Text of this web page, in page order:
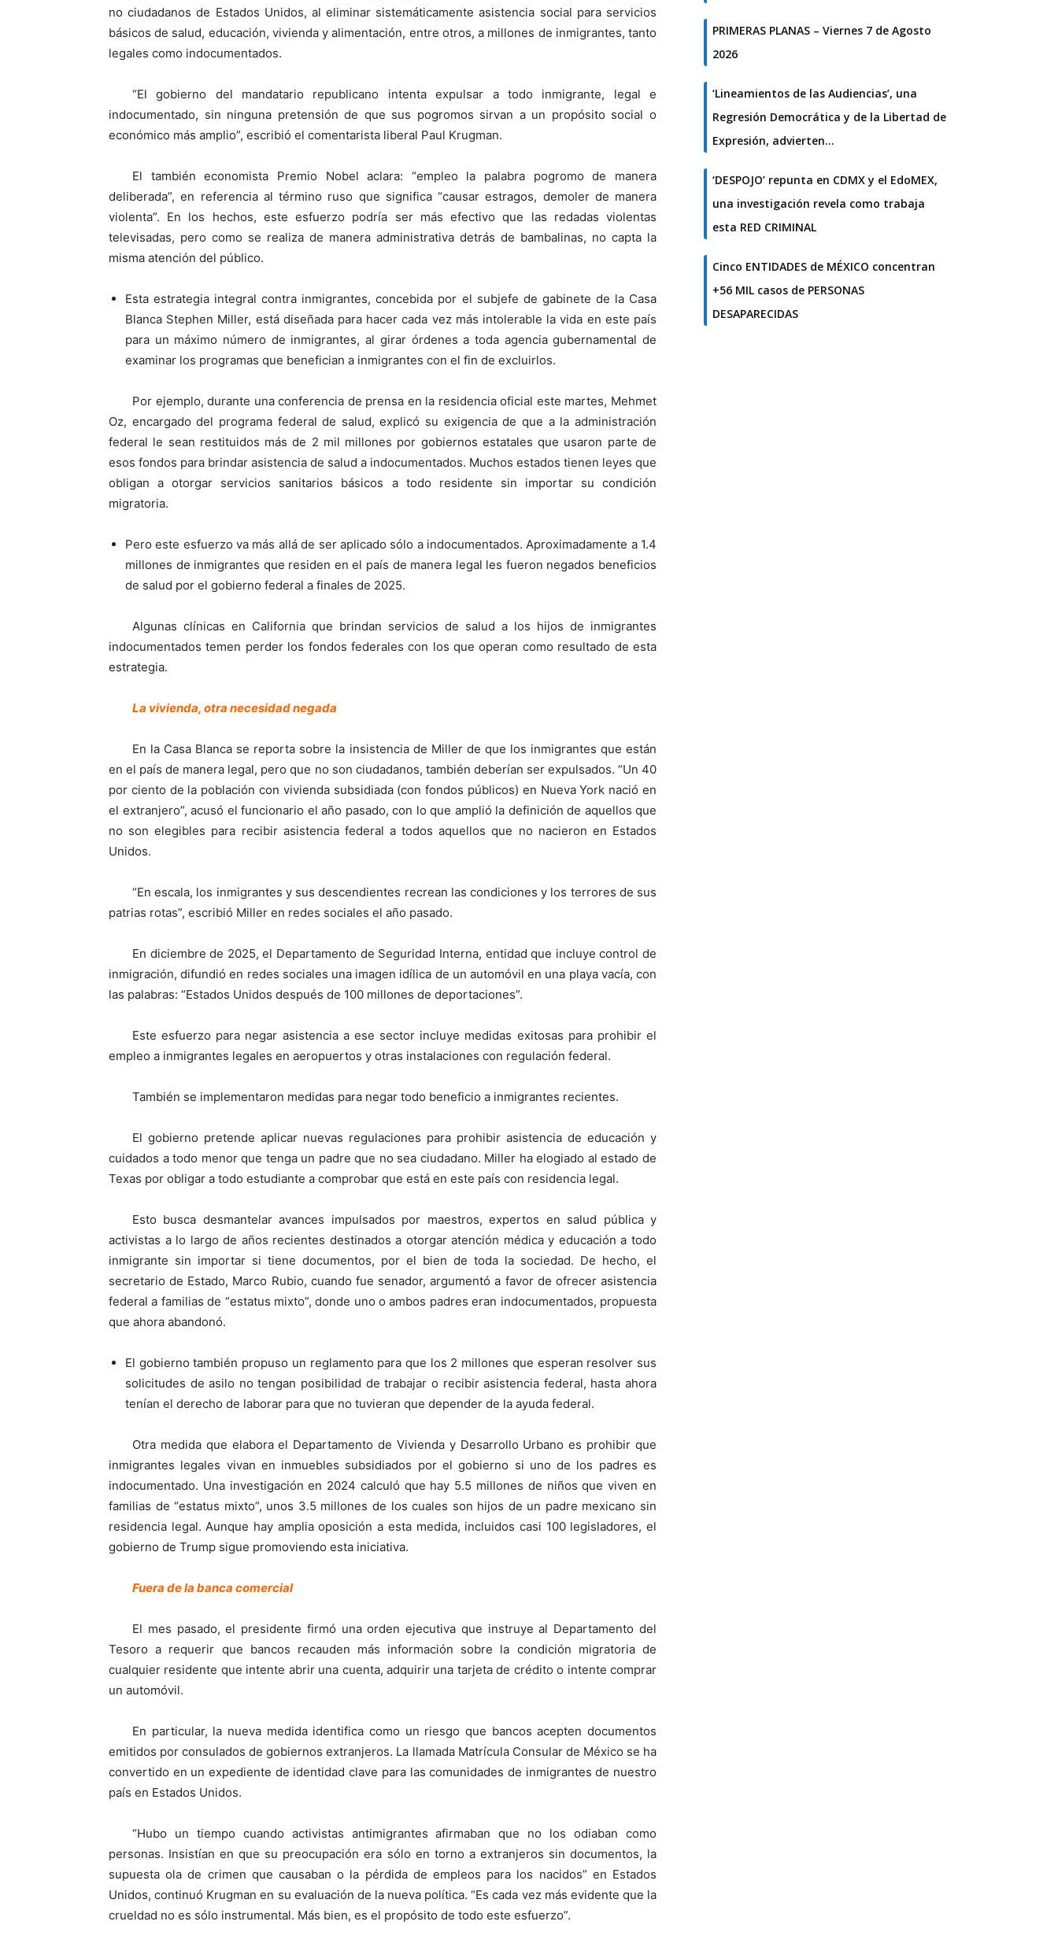
no ciudadanos de Estados Unidos, al eliminar sistemáticamente asistencia social para servicios
básicos de salud, educación, vivienda y alimentación, entre otros, a millones de inmigrantes, tanto
legales como indocumentados.
“El gobierno del mandatario republicano intenta expulsar a todo inmigrante, legal e
indocumentado, sin ninguna pretensión de que sus pogromos sirvan a un propósito social o
económico más amplio”, escribió el comentarista liberal Paul Krugman.
El también economista Premio Nobel aclara: “empleo la palabra pogromo de manera
deliberada”, en referencia al término ruso que significa “causar estragos, demoler de manera
violenta”. En los hechos, este esfuerzo podría ser más efectivo que las redadas violentas
televisadas, pero como se realiza de manera administrativa detrás de bambalinas, no capta la
misma atención del público.
Esta estrategia integral contra inmigrantes, concebida por el subjefe de gabinete de la Casa
Blanca Stephen Miller, está diseñada para hacer cada vez más intolerable la vida en este país
para un máximo número de inmigrantes, al girar órdenes a toda agencia gubernamental de
examinar los programas que benefician a inmigrantes con el fin de excluirlos.
Por ejemplo, durante una conferencia de prensa en la residencia oficial este martes, Mehmet
Oz, encargado del programa federal de salud, explicó su exigencia de que a la administración
federal le sean restituidos más de 2 mil millones por gobiernos estatales que usaron parte de
esos fondos para brindar asistencia de salud a indocumentados. Muchos estados tienen leyes que
obligan a otorgar servicios sanitarios básicos a todo residente sin importar su condición
migratoria.
Pero este esfuerzo va más allá de ser aplicado sólo a indocumentados. Aproximadamente a 1.4
millones de inmigrantes que residen en el país de manera legal les fueron negados beneficios
de salud por el gobierno federal a finales de 2025.
Algunas clínicas en California que brindan servicios de salud a los hijos de inmigrantes
indocumentados temen perder los fondos federales con los que operan como resultado de esta
estrategia.
La vivienda, otra necesidad negada
En la Casa Blanca se reporta sobre la insistencia de Miller de que los inmigrantes que están
en el país de manera legal, pero que no son ciudadanos, también deberían ser expulsados. “Un 40
por ciento de la población con vivienda subsidiada (con fondos públicos) en Nueva York nació en
el extranjero”, acusó el funcionario el año pasado, con lo que amplió la definición de aquellos que
no son elegibles para recibir asistencia federal a todos aquellos que no nacieron en Estados
Unidos.
“En escala, los inmigrantes y sus descendientes recrean las condiciones y los terrores de sus
patrias rotas”, escribió Miller en redes sociales el año pasado.
En diciembre de 2025, el Departamento de Seguridad Interna, entidad que incluye control de
inmigración, difundió en redes sociales una imagen idílica de un automóvil en una playa vacía, con
las palabras: “Estados Unidos después de 100 millones de deportaciones”.
Este esfuerzo para negar asistencia a ese sector incluye medidas exitosas para prohibir el
empleo a inmigrantes legales en aeropuertos y otras instalaciones con regulación federal.
También se implementaron medidas para negar todo beneficio a inmigrantes recientes.
El gobierno pretende aplicar nuevas regulaciones para prohibir asistencia de educación y
cuidados a todo menor que tenga un padre que no sea ciudadano. Miller ha elogiado al estado de
Texas por obligar a todo estudiante a comprobar que está en este país con residencia legal.
Esto busca desmantelar avances impulsados por maestros, expertos en salud pública y
activistas a lo largo de años recientes destinados a otorgar atención médica y educación a todo
inmigrante sin importar si tiene documentos, por el bien de toda la sociedad. De hecho, el
secretario de Estado, Marco Rubio, cuando fue senador, argumentó a favor de ofrecer asistencia
federal a familias de “estatus mixto”, donde uno o ambos padres eran indocumentados, propuesta
que ahora abandonó.
El gobierno también propuso un reglamento para que los 2 millones que esperan resolver sus
solicitudes de asilo no tengan posibilidad de trabajar o recibir asistencia federal, hasta ahora
tenían el derecho de laborar para que no tuvieran que depender de la ayuda federal.
Otra medida que elabora el Departamento de Vivienda y Desarrollo Urbano es prohibir que
inmigrantes legales vivan en inmuebles subsidiados por el gobierno si uno de los padres es
indocumentado. Una investigación en 2024 calculó que hay 5.5 millones de niños que viven en
familias de “estatus mixto”, unos 3.5 millones de los cuales son hijos de un padre mexicano sin
residencia legal. Aunque hay amplia oposición a esta medida, incluidos casi 100 legisladores, el
gobierno de Trump sigue promoviendo esta iniciativa.
Fuera de la banca comercial
El mes pasado, el presidente firmó una orden ejecutiva que instruye al Departamento del
Tesoro a requerir que bancos recauden más información sobre la condición migratoria de
cualquier residente que intente abrir una cuenta, adquirir una tarjeta de crédito o intente comprar
un automóvil.
En particular, la nueva medida identifica como un riesgo que bancos acepten documentos
emitidos por consulados de gobiernos extranjeros. La llamada Matrícula Consular de México se ha
convertido en un expediente de identidad clave para las comunidades de inmigrantes de nuestro
país en Estados Unidos.
“Hubo un tiempo cuando activistas antimigrantes afirmaban que no los odiaban como
personas. Insistían en que su preocupación era sólo en torno a extranjeros sin documentos, la
supuesta ola de crimen que causaban o la pérdida de empleos para los nacidos” en Estados
Unidos, continuó Krugman en su evaluación de la nueva política. “Es cada vez más evidente que la
crueldad no es sólo instrumental. Más bien, es el propósito de todo este esfuerzo”.
PRIMERAS PLANAS – Viernes 7 de Agosto
2026
‘Lineamientos de las Audiencias’, una
Regresión Democrática y de la Libertad de
Expresión, advierten…
‘DESPOJO’ repunta en CDMX y el EdoMEX,
una investigación revela como trabaja
esta RED CRIMINAL
Cinco ENTIDADES de MÉXICO concentran
+56 MIL casos de PERSONAS
DESAPARECIDAS